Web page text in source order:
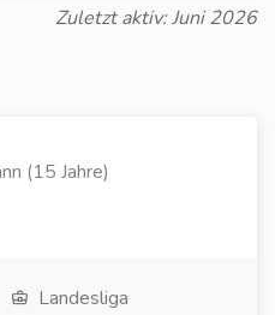
Zuletzt aktiv: Juni 2026
(15 Jahre)
Landesliga